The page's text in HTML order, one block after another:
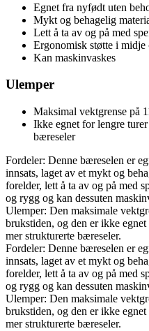
Egnet fra nyfødt uten
Mykt og behagelig
Lett å ta av og på med
Ergonomisk støtte i midje
Kan maskinvaskes
Ulemper
Maksimal vektgrense på
Ikke egnet for lengre
bæreseler
Fordeler: Denne bæreselen er
innsats, laget av et mykt og
forelder, lett å ta av og på med
og rygg og kan dessuten
Ulemper: Den maksimale
brukstiden, og den er ikke
mer strukturerte bæreseler.
Fordeler: Denne bæreselen er
innsats, laget av et mykt og
forelder, lett å ta av og på med
og rygg og kan dessuten
Ulemper: Den maksimale
brukstiden, og den er ikke
mer strukturerte bæreseler.